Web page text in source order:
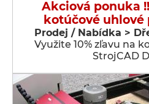
Akciová ponuka
kotúčové uhlové
Prodej / Nabídka >
Využite 10% zľavu na
StrojCAD